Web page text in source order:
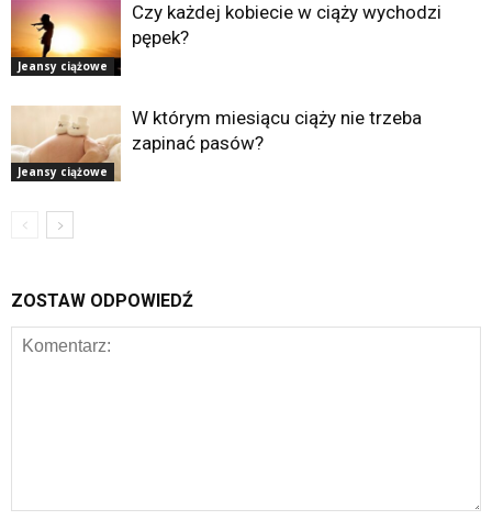
Jeansy ciążowe
Czy każdej kobiecie w ciąży wychodzi
pępek?
Jeansy ciążowe
W którym miesiącu ciąży nie trzeba
zapinać pasów?
ZOSTAW ODPOWIEDŹ